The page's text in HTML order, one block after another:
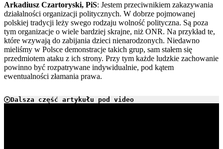
Arkadiusz Czartoryski, PiS: Jestem przeciwnikiem zakazywania
działalności organizacji politycznych. W dobrze pojmowanej
polskiej tradycji leży swego rodzaju wolność polityczna. Są poza
tym organizacje o wiele bardziej skrajne, niż ONR. Na przykład te,
które wzywają do zabijania dzieci nienarodzonych. Niedawno
mieliśmy w Polsce demonstracje takich grup, sam stałem się
przedmiotem ataku z ich strony. Przy tym każde ludzkie zachowanie
powinno być rozpatrywane indywidualnie, pod kątem
ewentualności złamania prawa.
Dalsza część artykułu pod video